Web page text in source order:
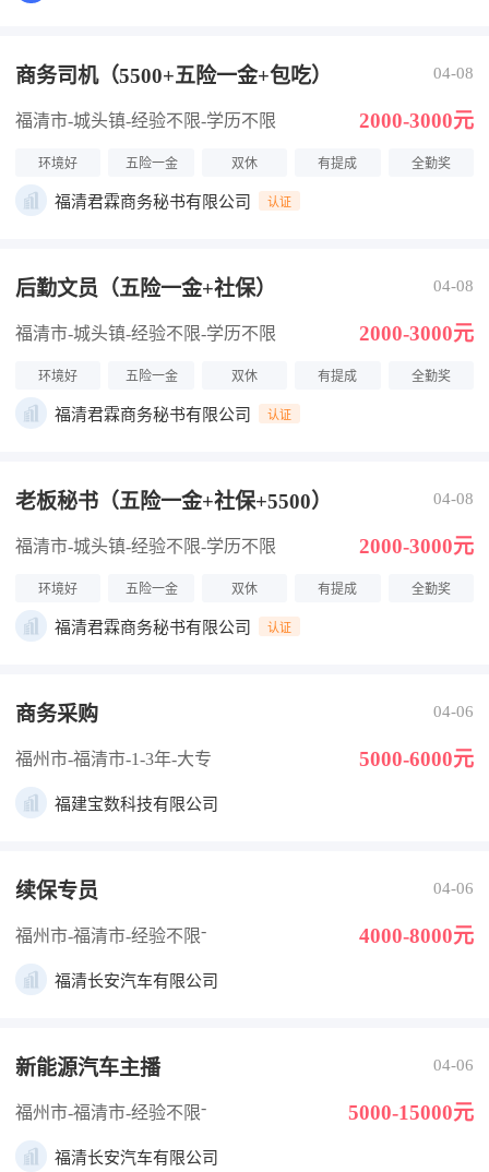
商务司机（5500+五险一金+包吃） 04-08
福清市-城头镇-经验不限-学历不限 2000-3000元
环境好 五险一金 双休 有提成 全勤奖
福清君霖商务秘书有限公司 认证
后勤文员（五险一金+社保） 04-08
福清市-城头镇-经验不限-学历不限 2000-3000元
环境好 五险一金 双休 有提成 全勤奖
福清君霖商务秘书有限公司 认证
老板秘书（五险一金+社保+5500） 04-08
福清市-城头镇-经验不限-学历不限 2000-3000元
环境好 五险一金 双休 有提成 全勤奖
福清君霖商务秘书有限公司 认证
商务采购 04-06
福州市-福清市-1-3年-大专 5000-6000元
福建宝数科技有限公司
续保专员 04-06
福州市-福清市-经验不限- 4000-8000元
福清长安汽车有限公司
新能源汽车主播 04-06
福州市-福清市-经验不限- 5000-15000元
福清长安汽车有限公司